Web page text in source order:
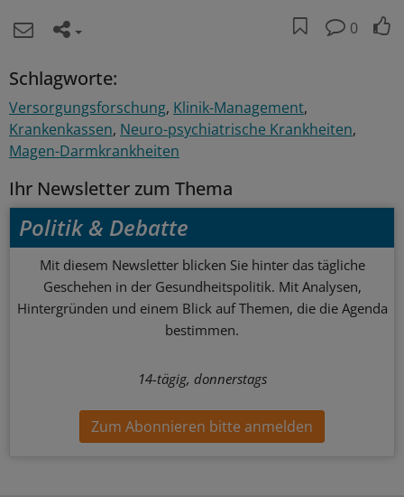
0
Schlagworte:
Versorgungsforschung Klinik-Management
Krankenkassen Neuro-psychiatrische Krankheiten
Magen-Darmkrankheiten
Ihr Newsletter zum Thema
Politik & Debatte
Mit diesem Newsletter blicken Sie hinter das tägliche
Geschehen in der Gesundheitspolitik. Mit Analysen,
Hintergründen und einem Blick auf Themen, die die Agenda
bestimmen.
14-tägig, donnerstags
Zum Abonnieren bitte anmelden